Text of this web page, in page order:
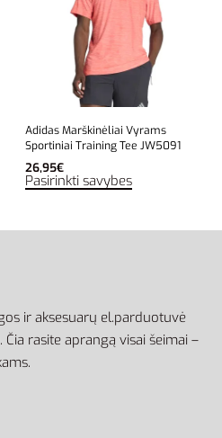
Adidas Marškinėliai Vyrams
Sportiniai Training Tee JW5091
26,95€
Pasirinkti savybes
ir aksesuarų el.parduotuvė
rasite aprangą visai šeimai –